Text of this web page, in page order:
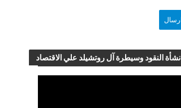
نشأة النقود وسيطرة آل روتشيلد علي الاقتصاد